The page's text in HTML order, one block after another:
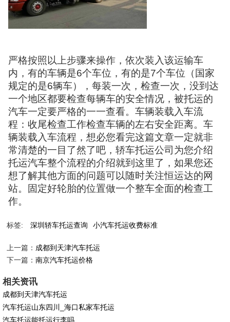
严格按照以上步骤来操作，依次装入该运输车
内，有的车辆是6个车位，有的是7个车位（国家
规定的是6辆车），每装一次，检查一次，没到达
一个地区都要检查每辆车的安全情况，被托运的
汽车一定要严格的一一查看。车辆装载入车流
程：收尾检查工作检查车辆的左右安全距离。车
辆装载入车流程，想必您看完这篇文章一定就非
常清楚的一目了然了吧，轿车托运公司为您介绍
托运汽车整个流程的介绍就到这里了，如果您还
想了解其他方面的问题可以随时关注恒运达的网
站。固定好轮胎的位置做一个整车全面的检查工
作。
标签: 深圳轿车托运查询 小汽车托运收费标准
上一篇： 成都到天津汽车托运
下一篇：南京汽车托运价格
相关资讯
成都到天津汽车托运
汽车托运山东四川_海口私家车托运
汽车托运能托运行李吗